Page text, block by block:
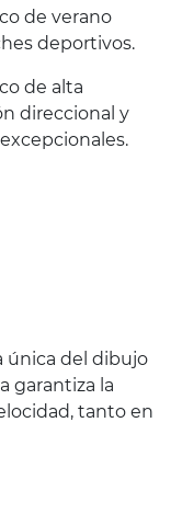
de verano
deportivos.
de alta
direccional y
única del dibujo
garantiza la
tanto en